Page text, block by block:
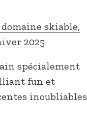
skiable,
2025
spécialement
fun et
inoubliables